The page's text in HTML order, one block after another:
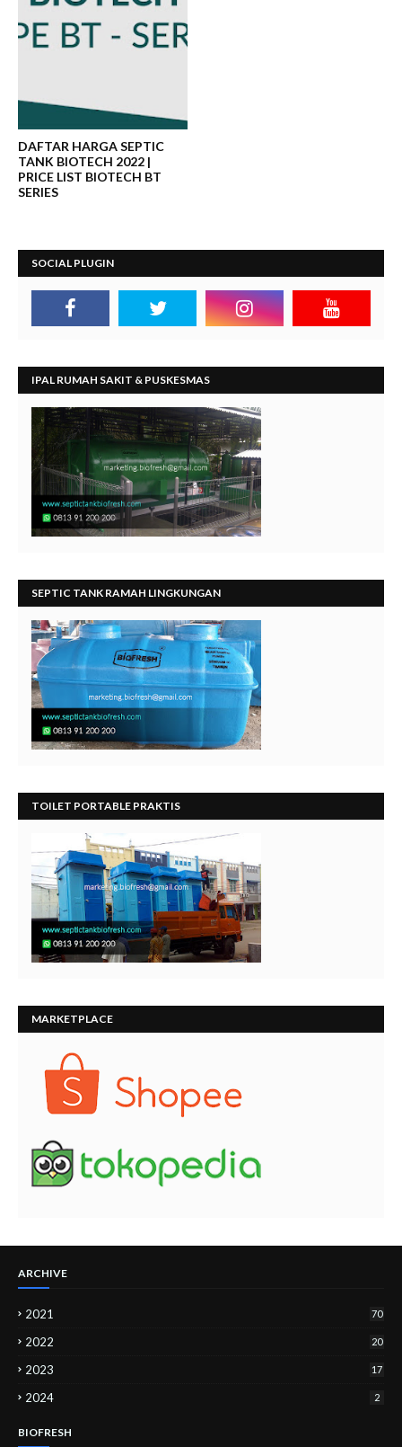
DAFTAR HARGA SEPTIC
TANK BIOTECH 2022 |
PRICE LIST BIOTECH BT
SERIES
SOCIAL PLUGIN
IPAL RUMAH SAKIT & PUSKESMAS
SEPTIC TANK RAMAH LINGKUNGAN
TOILET PORTABLE PRAKTIS
MARKETPLACE
ARCHIVE
2021 70
2022 20
2023 17
2024 2
BIOFRESH